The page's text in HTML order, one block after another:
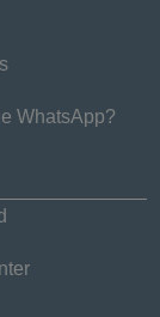
WhatsApp?